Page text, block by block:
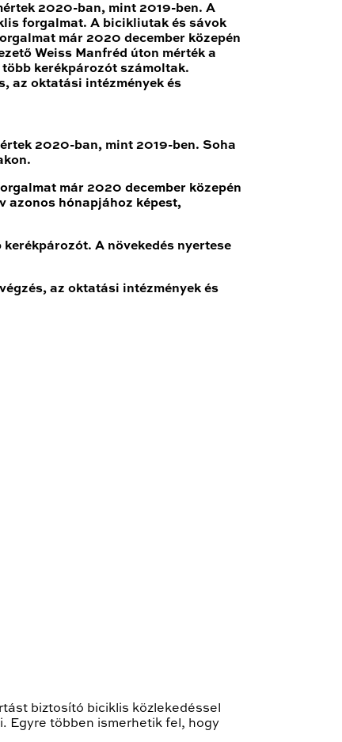
2020-ban, mint 2019-ben. A
forgalmat. A bicikliutak és sávok
már 2020 december közepén
Weiss Manfréd úton mérték a
kerékpározót számoltak.
az oktatási intézmények és
2020-ban, mint 2019-ben. Soha
már 2020 december közepén
azonos hónapjához képest,
A növekedés nyertese
az oktatási intézmények és
biztosító biciklis közlekedéssel
Egyre többen ismerhetik fel, hogy